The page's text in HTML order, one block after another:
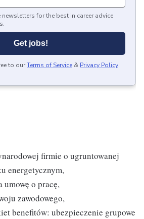
newsletters for the best in career advice
Get jobs!
to ourTerms of Service & Privacy Policy.
firmie o ugruntowanej
energetycznym,
o pracę,
zawodowego,
benefitów: ubezpieczenie grupowe